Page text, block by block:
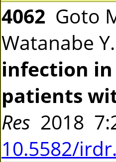
4062 Goto
Watanabe Y.
infection in
patients
Res 2018
10.5582/